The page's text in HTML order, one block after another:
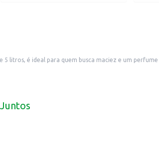
5 litros, é ideal para quem busca maciez e um
da máquina de lavar ou dilua em água para o